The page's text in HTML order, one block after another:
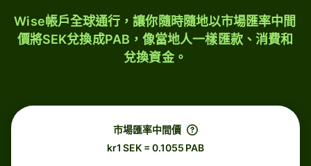
Wise帳戶全球通行，讓你隨時隨地以市場匯率中間
價將SEK兌換成PAB，像當地人一樣匯款、消費和
兌換資金。
市場匯率中間價
kr1 SEK = 0.1055 PAB